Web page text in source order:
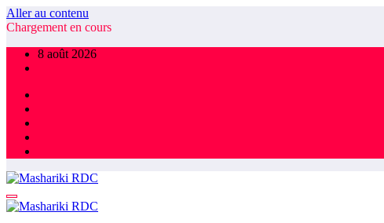
Aller au contenu
Chargement en cours
8 août 2026